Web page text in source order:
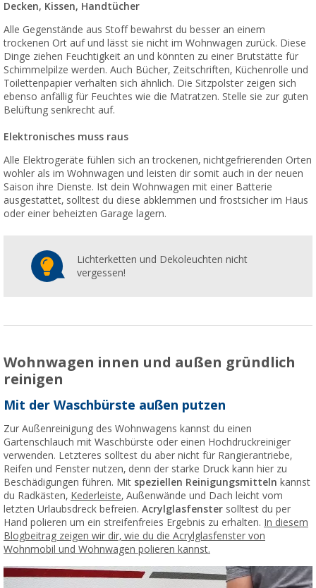
Decken, Kissen, Handtücher
Alle Gegenstände aus Stoff bewahrst du besser an einem
trockenen Ort auf und lässt sie nicht im Wohnwagen zurück. Diese
Dinge ziehen Feuchtigkeit an und könnten zu einer Brutstätte für
Schimmelpilze werden. Auch Bücher, Zeitschriften, Küchenrolle und
Toilettenpapier verhalten sich ähnlich. Die Sitzpolster zeigen sich
ebenso anfällig für Feuchtes wie die Matratzen. Stelle sie zur guten
Belüftung senkrecht auf.
Elektronisches muss raus
Alle Elektrogeräte fühlen sich an trockenen, nichtgefrierenden Orten
wohler als im Wohnwagen und leisten dir somit auch in der neuen
Saison ihre Dienste. Ist dein Wohnwagen mit einer Batterie
ausgestattet, solltest du diese abklemmen und frostsicher im Haus
oder einer beheizten Garage lagern.
Lichterketten und Dekoleuchten nicht
vergessen!
Wohnwagen innen und außen gründlich
reinigen
Mit der Waschbürste außen putzen
Zur Außenreinigung des Wohnwagens kannst du einen
Gartenschlauch mit Waschbürste oder einen Hochdruckreiniger
verwenden. Letzteres solltest du aber nicht für Rangierantriebe,
Reifen und Fenster nutzen, denn der starke Druck kann hier zu
Beschädigungen führen. Mit speziellen Reinigungsmitteln kannst
du Radkästen, Kederleiste, Außenwände und Dach leicht vom
letzten Urlaubsdreck befreien. Acrylglasfenster solltest du per
Hand polieren um ein streifenfreies Ergebnis zu erhalten. In diesem
Blogbeitrag zeigen wir dir, wie du die Acrylglasfenster von
Wohnmobil und Wohnwagen polieren kannst.